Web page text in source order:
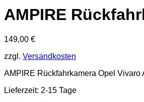
AMPIRE
149,00 €
zzgl. Versandkosten
AMPIRE Rückfahrkamera Opel
Lieferzeit: 2-15 Tage